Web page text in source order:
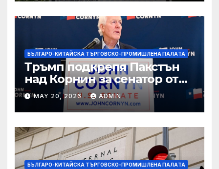
БЪЛГАРО-КИТАЙСКА ТЪРГОВСКО-ПРОМИШЛЕНА ПАЛAТА
Тръмп подкрепя Пакстън
над Корнин за сенатор от
Тексас в шокираща
подкрепа
MAY 20, 2026 ADMIN
БЪЛГАРО-КИТАЙСКА ТЪРГОВСКО-ПРОМИШЛЕНА ПАЛAТА